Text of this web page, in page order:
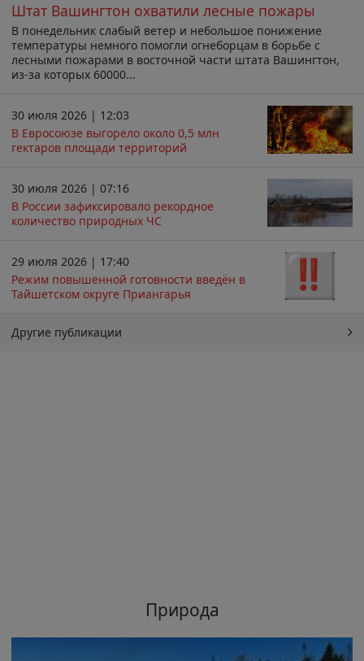
Штат Вашингтон охватили лесные пожары
В понедельник слабый ветер и небольшое понижение
температуры немного помогли огнеборцам в борьбе с
лесными пожарами в восточной части штата Вашингтон,
из-за которых 60000...
30 июля 2026 | 12:03
В Евросоюзе выгорело около 0,5 млн
гектаров площади территорий
30 июля 2026 | 07:16
В России зафиксировало рекордное
количество природных ЧС
29 июля 2026 | 17:40
Режим повышенной готовности введён в
Тайшетском округе Приангарья
Другие публикации
Природа